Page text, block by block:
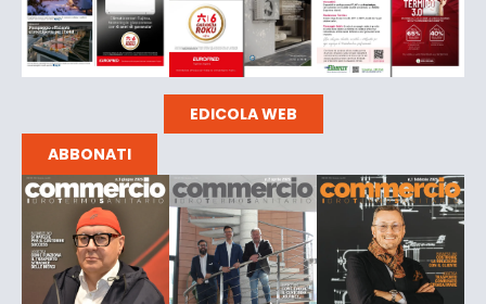
EDICOLA WEB
ABBONATI